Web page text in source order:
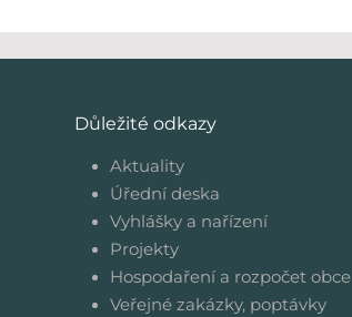
Důležité odkazy
Aktuality
Úřední deska
Vyhlášky a nařízení
Projekty
Hospodaření a rozpočet obce
Veřejné zakázky, poptávky